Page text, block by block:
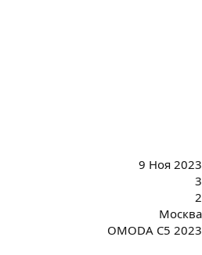
9 Ноя 2023
3
2
Москва
OMODA C5 2023